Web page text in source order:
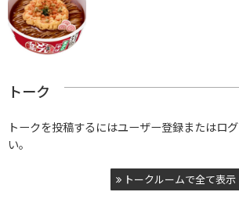
トーク
トークを投稿するにはユーザー登録またはロ
い。
トークルームで全て表示